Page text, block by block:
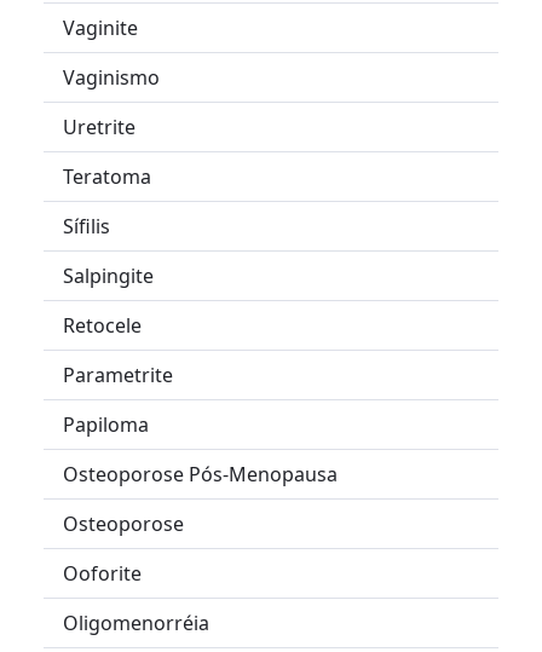
Vaginite
Vaginismo
Uretrite
Teratoma
Sífilis
Salpingite
Retocele
Parametrite
Papiloma
Osteoporose Pós-Menopausa
Osteoporose
Ooforite
Oligomenorréia